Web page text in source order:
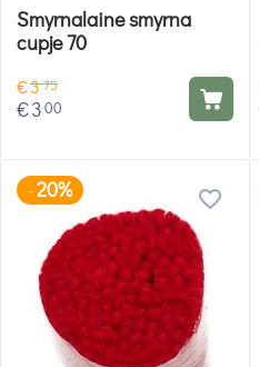
Smyrnalaine smyrna
cupje 70
€375
€300
-20%